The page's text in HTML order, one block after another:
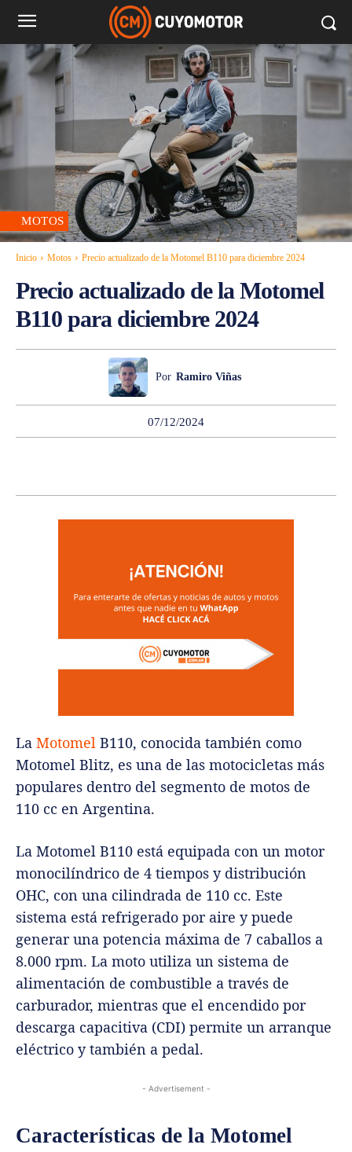
MOTOS
Inicio Motos Precio actualizado de la Motomel B110 para diciembre 2024
Precio actualizado de la Motomel
B110 para diciembre 2024
Por Ramiro Viñas
07/12/2024
La Motomel B110, conocida también como
Motomel Blitz, es una de las motocicletas más
populares dentro del segmento de motos de
110 cc en Argentina.
La Motomel B110 está equipada con un motor
monocilíndrico de 4 tiempos y distribución
OHC, con una cilindrada de 110 cc. Este
sistema está refrigerado por aire y puede
generar una potencia máxima de 7 caballos a
8.000 rpm. La moto utiliza un sistema de
alimentación de combustible a través de
carburador, mientras que el encendido por
descarga capacitiva (CDI) permite un arranque
eléctrico y también a pedal.
- Advertisement -
Características de la Motomel